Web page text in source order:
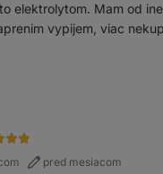
elektrolytom. Mam od
vypijem, viac
pred mesiacom